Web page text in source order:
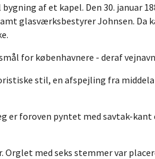
af et kapel. Den 30. januar
glasværksbestyrer Johnsen.
for københavnere - deraf
stil, en afspejling fra
er foroven pyntet med savtak-
med seks stemmer var